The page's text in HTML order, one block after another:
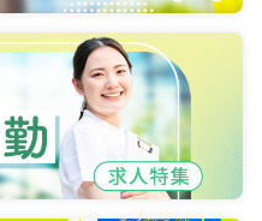
詳細を見る